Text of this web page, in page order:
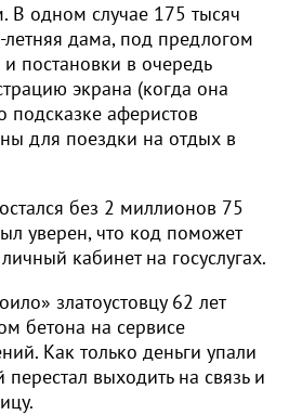
В одном случае 175 тысяч
дама, под предлогом
постановки в очередь
экрана (когда она
подсказке аферистов
для поездки на отдых в
без 2 миллионов 75
уверен, что код поможет
кабинет на госуслугах.
златоустовцу 62 лет
бетона на сервисе
Как только деньги упали
перестал выходить на связь и